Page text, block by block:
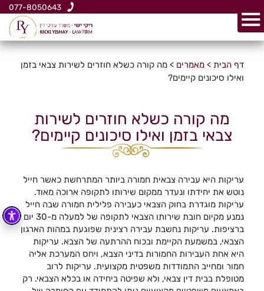
077-8050643
דף הבית> מאמרים > מה קורה כשלא חוזרים לשירות צבאי בזמן
ואילו סיכונים קיימים?
מה קורה כשלא חוזרים לשירות
צבאי בזמן ואילו סיכונים קיימים?
עריקות היא עבירה צבאית חמורה ביותר המתרחשת כאשר חייל
נוטש את יחידתו ונעדר ממקום שירותו לתקופה ארוכה מאוד.
עריקות מוגדרת בחוק הצבאי כעבירה פלילית חמורה שבה חייל
נמנע מקיום חובת שירותו הצבאי לתקופה של למעלה מ-30 יום
ברציפות. עריקות נחשבת עבירה רצינית שפוגעת במהות הארגון
הצבאי, במשמעת הקיימת ובכוח ההרתעה של הצבא. עריקות
היא אחת העבירות החמורות בדיני הצבא, ויחס המערכת אליה
חמור ומחייב התמודדות משפטית מקצועית. עריקות לרוב
מטופלת בבית דין צבאי, ולא שפיטה ביחידה או בכלא הצבאי. רק